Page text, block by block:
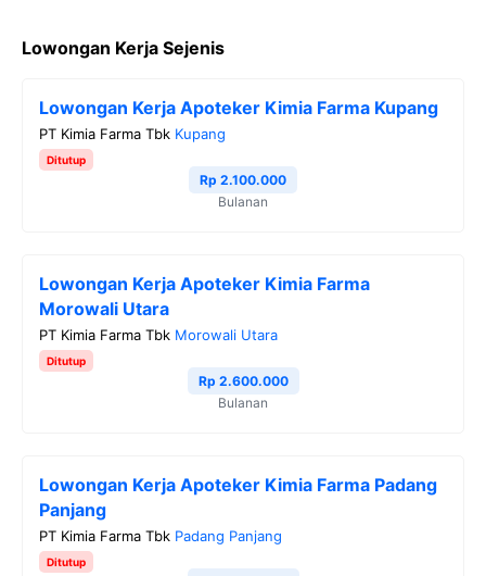
c
i
t
e
r
l
g
r
a
s
A
p
L
i
n
Lowongan Kerja Sejenis
Lowongan Kerja Apoteker Kimia Farma Kupang
PT Kimia Farma Tbk Kupang
Ditutup
Rp 2.100.000
Bulanan
Lowongan Kerja Apoteker Kimia Farma
Morowali Utara
PT Kimia Farma Tbk Morowali Utara
Ditutup
Rp 2.600.000
Bulanan
Lowongan Kerja Apoteker Kimia Farma Padang
Panjang
PT Kimia Farma Tbk Padang Panjang
Ditutup